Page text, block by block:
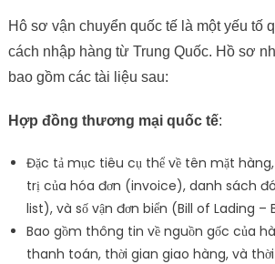
Hô sơ vận chuyển quốc tế là một yếu tố
cách nhập hàng từ Trung Quốc. Hồ sơ
bao gồm các tài liệu sau:
Hợp đồng thương mại quốc tế:
Đặc tả mục tiêu cụ thể về tên mặt
trị của hóa đơn (invoice), danh sách
list), và số vận đơn biển (Bill of Lading –
Bao gồm thông tin về nguồn gốc của
thanh toán, thời gian giao hàng, và